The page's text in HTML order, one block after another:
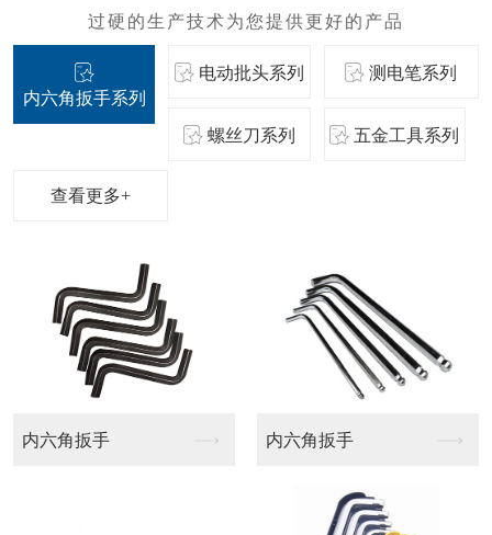
内六角扳手系列
电动批头系列 测电笔系列
螺丝刀系列 五金工具系列
查看更多+
航模批头 梅花十字批头